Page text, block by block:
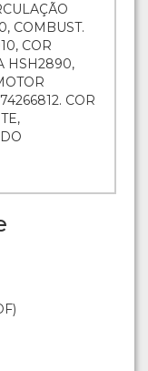
COMBUST.
COR
HSH2890,
COR